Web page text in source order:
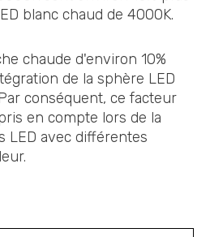
blanc chaud de 4000K.
chaude d'environ 10%
de la sphère LED
conséquent, ce facteur
en compte lors de la
LED avec différentes